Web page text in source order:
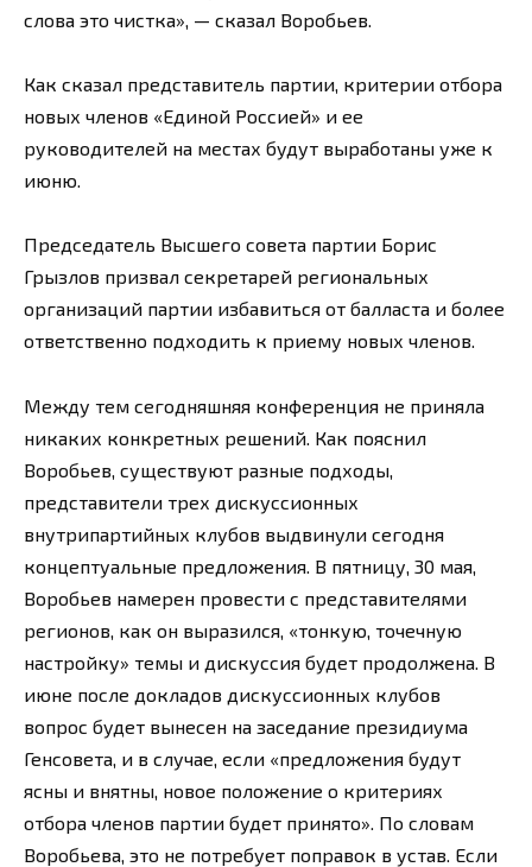
слова это чистка», — сказал Воробьев.
Как сказал представитель партии, критерии отбора
новых членов «Единой Россией» и ее
руководителей на местах будут выработаны уже к
июню.
Председатель Высшего совета партии Борис
Грызлов призвал секретарей региональных
организаций партии избавиться от балласта и более
ответственно подходить к приему новых членов.
Между тем сегодняшняя конференция не приняла
никаких конкретных решений. Как пояснил
Воробьев, существуют разные подходы,
представители трех дискуссионных
внутрипартийных клубов выдвинули сегодня
концептуальные предложения. В пятницу, 30 мая,
Воробьев намерен провести с представителями
регионов, как он выразился, «тонкую, точечную
настройку» темы и дискуссия будет продолжена. В
июне после докладов дискуссионных клубов
вопрос будет вынесен на заседание президиума
Генсовета, и в случае, если «предложения будут
ясны и внятны, новое положение о критериях
отбора членов партии будет принято». По словам
Воробьева, это не потребует поправок в устав. Если